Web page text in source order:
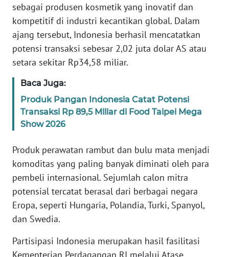
sebagai produsen kosmetik yang inovatif dan
kompetitif di industri kecantikan global. Dalam
ajang tersebut, Indonesia berhasil mencatatkan
potensi transaksi sebesar 2,02 juta dolar AS atau
setara sekitar Rp34,58 miliar.
Baca Juga:
Produk Pangan Indonesia Catat Potensi
Transaksi Rp 89,5 Miliar di Food Taipei Mega
Show 2026
Produk perawatan rambut dan bulu mata menjadi
komoditas yang paling banyak diminati oleh para
pembeli internasional. Sejumlah calon mitra
potensial tercatat berasal dari berbagai negara
Eropa, seperti Hungaria, Polandia, Turki, Spanyol,
dan Swedia.
Partisipasi Indonesia merupakan hasil fasilitasi
IKLAN
TENTANG
KAMI
MEDIA
SIBER
KARIR
DISCLAIMER
Wahana
Regional